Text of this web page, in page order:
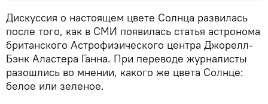
Дискуссия о настоящем цвете Солнца развилась
после того, как в СМИ появилась статья астронома
британского Астрофизического центра Джорелл-
Бэнк Аластера Ганна. При переводе журналисты
разошлись во мнении, какого же цвета Солнце:
белое или зеленое.